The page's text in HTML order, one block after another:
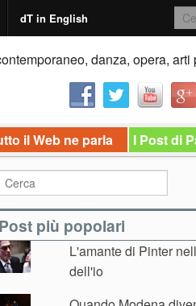
dT in English
danza, opera, arti
il Web ne parla I Post di
Post più popolari
L'amante di Pinter
dell'io